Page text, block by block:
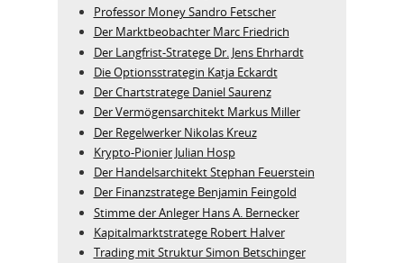
Professor Money Sandro Fetscher
Der Marktbeobachter Marc Friedrich
Der Langfrist-Stratege Dr. Jens Ehrhardt
Die Optionsstrategin Katja Eckardt
Der Chartstratege Daniel Saurenz
Der Vermögensarchitekt Markus Miller
Der Regelwerker Nikolas Kreuz
Krypto-Pionier Julian Hosp
Der Handelsarchitekt Stephan Feuerstein
Der Finanzstratege Benjamin Feingold
Stimme der Anleger Hans A. Bernecker
Kapitalmarktstratege Robert Halver
Trading mit Struktur Simon Betschinger